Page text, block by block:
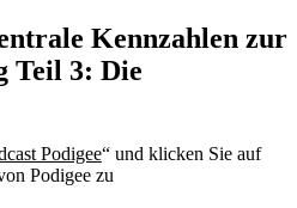
Kennzahlen zur
Teil 3: Die
Podigee“ und klicken Sie auf
Podigee zu